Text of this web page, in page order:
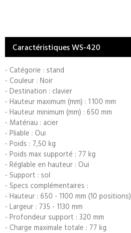
Caractéristiques WS-420
- Catégorie : stand
- Couleur : Noir
- Destination : clavier
- Hauteur maximum (mm) : 1 100 mm
- Hauteur minimum (mm) : 650 mm
- Matériau : acier
- Pliable : Oui
- Poids : 7,50 kg
- Poids max supporté : 77 kg
- Réglable en hauteur : Oui
- Support : sol
- Specs complémentaires :
- Hauteur : 650 - 1100 mm (10 positions)
- Largeur : 735 - 1130 mm
- Profondeur support : 320 mm
- Charge maximale totale : 77 kg